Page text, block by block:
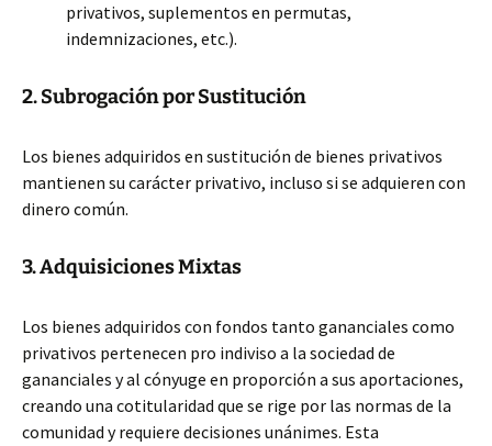
privativos, suplementos en permutas,
indemnizaciones, etc.).
2. Subrogación por Sustitución
Los bienes adquiridos en sustitución de bienes privativos
mantienen su carácter privativo, incluso si se adquieren con
dinero común.
3. Adquisiciones Mixtas
Los bienes adquiridos con fondos tanto gananciales como
privativos pertenecen pro indiviso a la sociedad de
gananciales y al cónyuge en proporción a sus aportaciones,
creando una cotitularidad que se rige por las normas de la
comunidad y requiere decisiones unánimes. Esta